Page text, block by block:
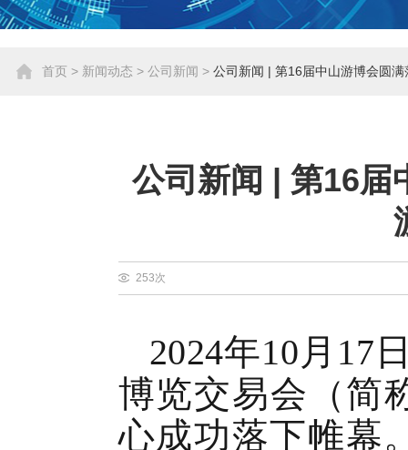
首页 > 新闻动态 > 公司新闻 > 公司新闻 | 第16届中山游博会圆
公司新闻 | 第16届
253次
2024年10月 17
博览交易会（简
心成功落下帷幕